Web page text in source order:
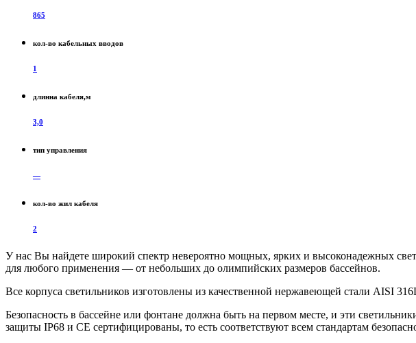
865
кол-во кабельных вводов
1
длинна кабеля,м
3,0
тип управления
—
кол-во жил кабеля
2
У нас Вы найдете широкий спектр невероятно мощных, ярких и высоконадежных
для любого применения — от небольших до олимпийских размеров бассейнов.
Все корпуса светильников изготовлены из качественной нержавеющей стали AISI
Безопасность в бассейне или фонтане должна быть на первом месте, и эти
защиты IP68 и CE сертифицированы, то есть соответствуют всем стандартам